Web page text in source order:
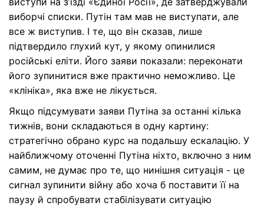
виборчі списки. Путін там мав не виступати, але
все ж виступив. І те, що він сказав, лише
підтвердило глухий кут, у якому опинилися
російські еліти. Його заяви показали: переконати
його зупинитися вже практично неможливо. Це
«клініка», яка вже не лікується.
Якщо підсумувати заяви Путіна за останні кілька
тижнів, вони складаються в одну картину:
стратегічно обрано курс на подальшу ескалацію. У
найближчому оточенні Путіна ніхто, включно з ним
самим, не думає про те, що нинішня ситуація - це
сигнал зупинити війну або хоча б поставити її на
паузу й спробувати стабілізувати ситуацію